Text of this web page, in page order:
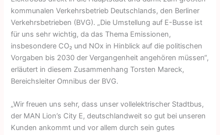
kommunalen Verkehrsbetrieb Deutschlands, den Berliner
Verkehrsbetrieben (BVG). „Die Umstellung auf E-Busse ist
für uns sehr wichtig, da das Thema Emissionen,
insbesondere CO₂ und NOx in Hinblick auf die politischen
Vorgaben bis 2030 der Vergangenheit angehören müssen“,
erläutert in diesem Zusammenhang Torsten Mareck,
Bereichsleiter Omnibus der BVG.
„Wir freuen uns sehr, dass unser vollelektrischer Stadtbus,
der MAN Lion’s City E, deutschlandweit so gut bei unseren
Kunden ankommt und vor allem durch sein gutes